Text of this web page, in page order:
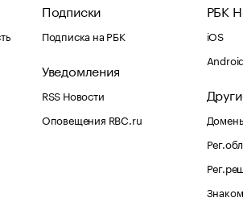
Подписки
Подписка на РБК
Уведомления
RSS Новости
Оповещения RBC.ru
РБК
iOS